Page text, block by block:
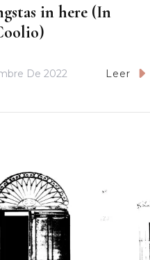
in here (In
De 2022 Leer